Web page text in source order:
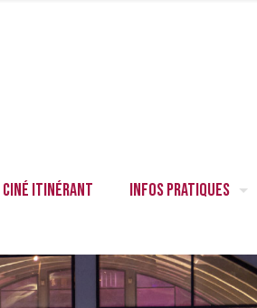
Ciné itinérant Infos pratiques